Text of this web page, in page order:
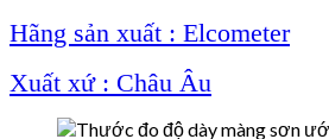
Hãng sản xuất : Elcometer
Xuất xứ : Châu Âu